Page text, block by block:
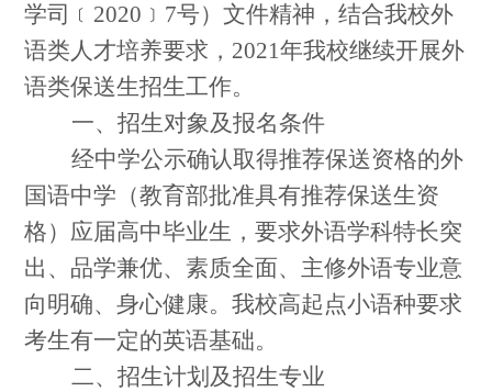
学司﹝ 2020 ﹞ 7号）文件精神，结合我校外
语类人才培养要求， 2021年我校继续开展外
语类保送生招生工作。
一、招生对象及报名条件
经中学公示确认取得推荐保送资格的外
国语中学（教育部批准具有推荐保送生资
格）应届高中毕业生，要求外语学科特长突
出、品学兼优、素质全面、主修外语专业意
向明确、身心健康。我校高起点小语种要求
考生有一定的英语基础。
二、招生计划及招生专业